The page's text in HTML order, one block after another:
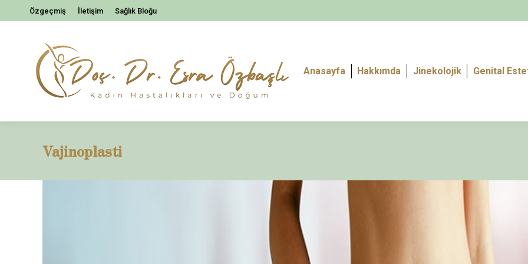
Özgeçmiş İletişim Sağlık Bloğu
Anasayfa Hakkımda Jinekolojik Genital
Vajinoplasti